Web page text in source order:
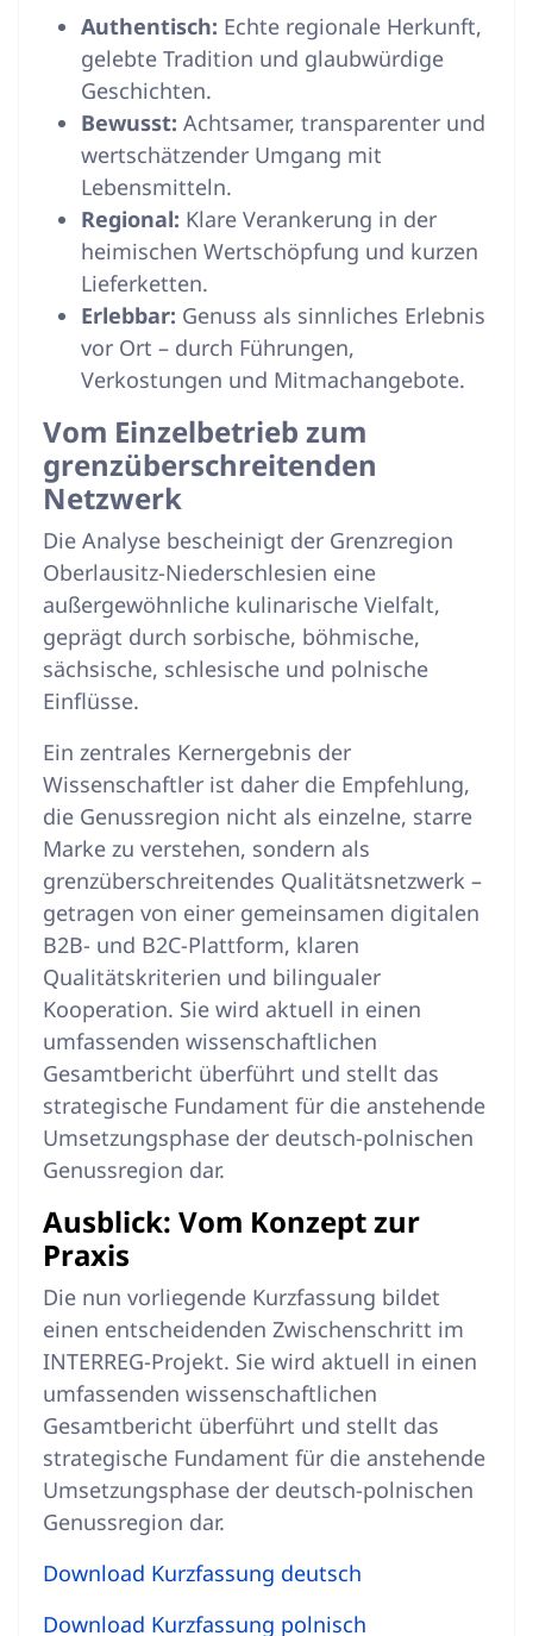
Authentisch: Echte regionale Herkunft,
gelebte Tradition und glaubwürdige
Geschichten.
Bewusst: Achtsamer, transparenter und
wertschätzender Umgang mit
Lebensmitteln.
Regional: Klare Verankerung in der
heimischen Wertschöpfung und kurzen
Lieferketten.
Erlebbar: Genuss als sinnliches Erlebnis
vor Ort – durch Führungen,
Verkostungen und Mitmachangebote.
Vom Einzelbetrieb zum
grenzüberschreitenden
Netzwerk
Die Analyse bescheinigt der Grenzregion
Oberlausitz-Niederschlesien eine
außergewöhnliche kulinarische Vielfalt,
geprägt durch sorbische, böhmische,
sächsische, schlesische und polnische
Einflüsse.
Ein zentrales Kernergebnis der
Wissenschaftler ist daher die Empfehlung,
die Genussregion nicht als einzelne, starre
Marke zu verstehen, sondern als
grenzüberschreitendes Qualitätsnetzwerk –
getragen von einer gemeinsamen digitalen
B2B- und B2C-Plattform, klaren
Qualitätskriterien und bilingualer
Kooperation. Sie wird aktuell in einen
umfassenden wissenschaftlichen
Gesamtbericht überführt und stellt das
strategische Fundament für die anstehende
Umsetzungsphase der deutsch-polnischen
Genussregion dar.
Ausblick: Vom Konzept zur
Praxis
Die nun vorliegende Kurzfassung bildet
einen entscheidenden Zwischenschritt im
INTERREG-Projekt. Sie wird aktuell in einen
umfassenden wissenschaftlichen
Gesamtbericht überführt und stellt das
strategische Fundament für die anstehende
Umsetzungsphase der deutsch-polnischen
Genussregion dar.
Download Kurzfassung deutsch
Download Kurzfassung polnisch